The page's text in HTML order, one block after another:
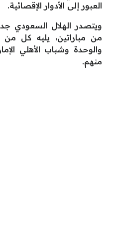
العبور إلى الأدوار الإقصائية.
من مباراتين، يليه كل من
منهم.